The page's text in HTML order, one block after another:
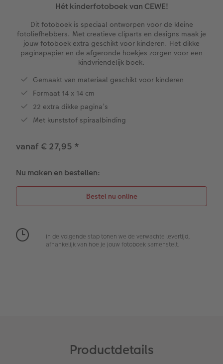
XXL Liggend
Compact Liggend
Compact Vierkant
Kids
Kaftsoorten
Mogelijkheden
Reliëfopdruk
Extra's
Ontwerpopties
Mini retro prints
Square prints
Fine art prints
Mini prints
Premium poster
Fotosets
Fotostickers
Fotobox
Pasfoto's maken
Foto op forex
Foto op hout
Foto op hexxas
Meerluik
Papiersoorten
Fineline wandkalender
Om op te schrijven
Met designs
Alle extra's
Textiel
Fotomagneten
Dierencadeaus
Telefoonhoesjes
Art prints
Trouwkaarten
Babykaarten
Verjaardagskaarten
Communiekaarten
Met reliëfopdruk
Hét kinderfotoboek van CEWE!
Dit fotoboek is speciaal ontworpen voor de kleine
fotoliefhebbers. Met creatieve cliparts en designs maak je
jouw fotoboek extra geschikt voor kinderen. Het dikke
paginapapier en de afgeronde hoekjes zorgen voor een
kindvriendelijk boek.
Gemaakt van materiaal geschikt voor kinderen
Formaat 14 x 14 cm
22 extra dikke pagina’s
Met kunststof spiraalbinding
vanaf € 27,95 *
Nu maken en bestellen:
In de volgende stap tonen we de verwachte levertijd,
afhankelijk van hoe je jouw fotoboek samenstelt.
Productdetails